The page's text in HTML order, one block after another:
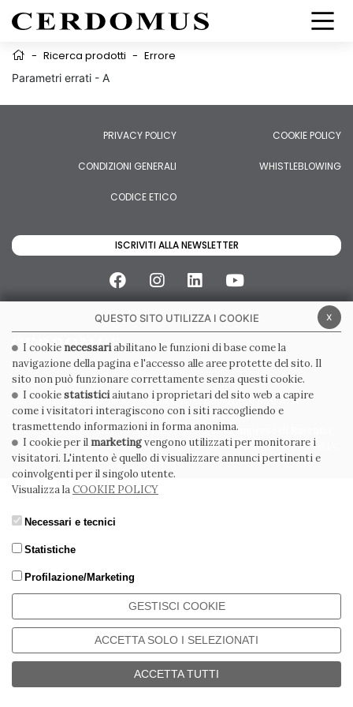
- Ricerca prodotti - Errore
Parametri errati - A
CERDOMUS S.R.L.
Via Emilia Ponente, 1000 - 48014 Castel Bolognese (RA) Italy
Tel. +39.0546.652111 - Email: info@cerdomus.com
Codice Fiscale e numero iscrizione al registro imprese di Ravenna
02620780391 - REA RA 217992 - Capitale Sociale Euro 20.000.000 i.v.
PRIVACY POLICY COOKIE POLICY
CONDIZIONI GENERALI WHISTLEBLOWING
CODICE ETICO
ISCRIVITI ALLA NEWSLETTER
x
QUESTO SITO UTILIZZA I COOKIE
I cookie necessariabilitano le funzioni di base come la
navigazione della pagina e l'accesso alle aree protette del sito. Il
sito non può funzionare correttamente senza questi cookie.
I cookiestatisticiaiutano i proprietari del sito web a capire
come i visitatori interagiscono con i siti raccogliendo e
trasmettendo informazioni in forma anonima.
I cookie per il marketingvengono utilizzati per monitorare i
visitatori. L'intento è quello di visualizzare annunci pertinenti e
coinvolgenti per il singolo utente.
Visualizza laCOOKIE POLICY
Necessari e tecnici
Statistiche
Profilazione/Marketing
GESTISCI COOKIE
ACCETTA SOLO I SELEZIONATI
ACCETTA TUTTI